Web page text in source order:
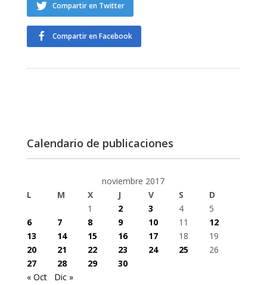
Compartir en Twitter
Compartir en Facebook
Calendario de publicaciones
noviembre 2017
L
M X J V S
D
1
2 3 4
5
6
7 8 9 10 11
12
13
14 15 16 17 18
19
20
21 22 23 24 25
26
27
28 29
30
« Oct
Dic »